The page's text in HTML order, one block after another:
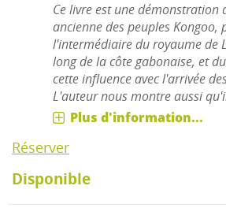
Ce livre est une démonstration
ancienne des peuples Kongoo,
l'intermédiaire du royaume de
long de la côte gabonaise, et
cette influence avec l'arrivée
L'auteur nous montre aussi
Plus d'information...
Réserver
Disponible